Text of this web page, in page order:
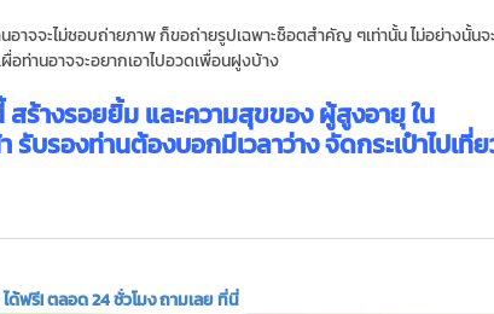
นอาจจะไม่ชอบถ่ายภาพ ก็ขอถ่ายรูปเฉพาะช็อตสำคัญ ๆเท่านั้น ไม่อย่างนั้นจะ
ท่านอาจจะอยากเอาไปอวดเพื่อนฝูงบ้าง
ร้างรอยยิ้ม และความสุขของ ผู้สูงอายุ ใน
บรองท่านต้องบอกมีเวลาว่าง จัดกระเป๋าไปเที่
ฟรี! ตลอด 24 ชั่วโมง ถามเลย ที่นี่